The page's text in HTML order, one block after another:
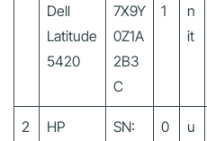
Dell
Latitude
5420
7X9Y
0Z1A
2B3
C
1
n
it
2
HP
SN:
0
u